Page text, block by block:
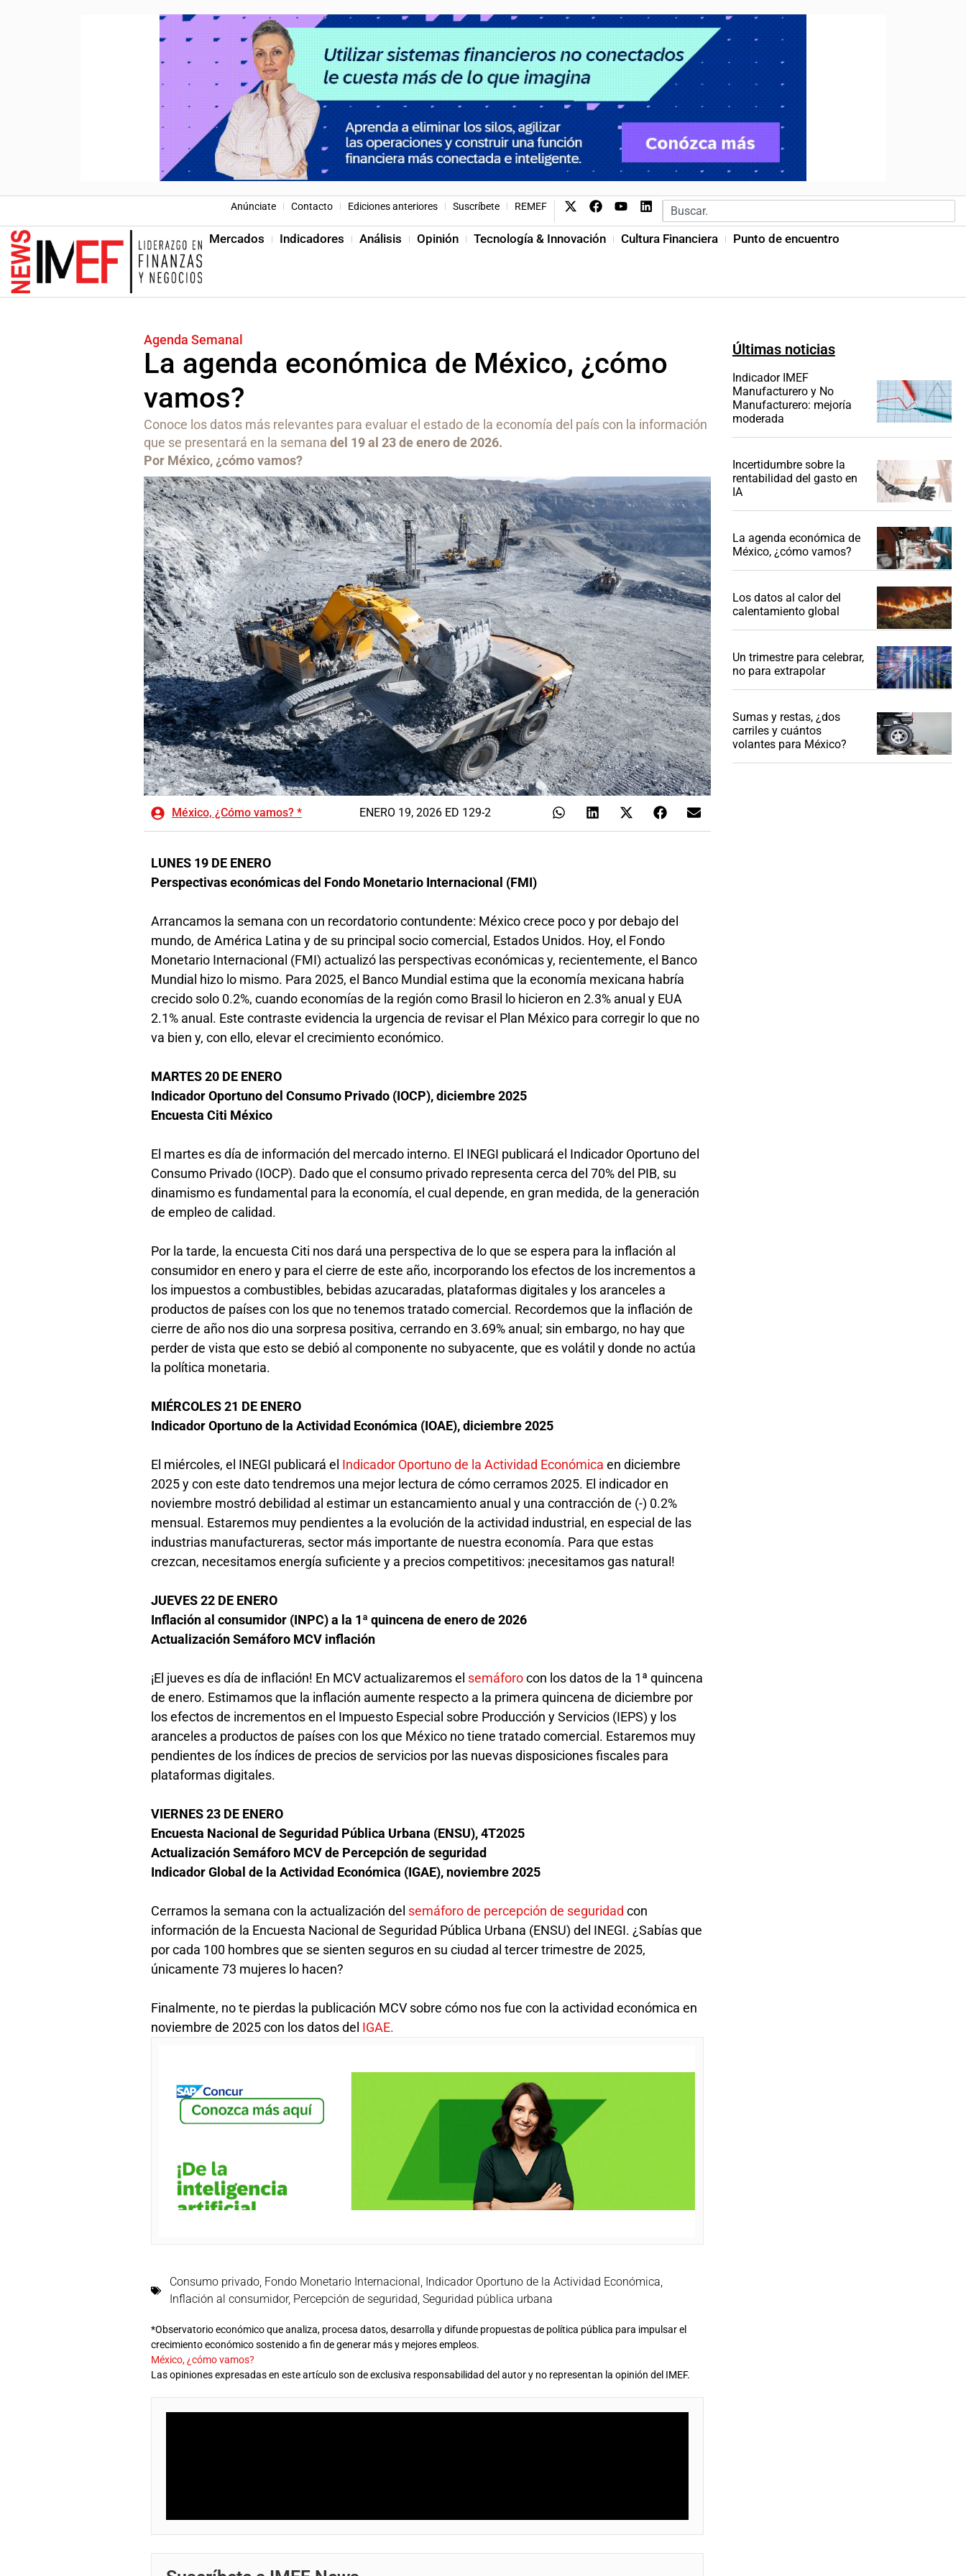
Anúnciate Contacto Ediciones anteriores Suscríbete REMEF
Mercados Indicadores Análisis Opinión Tecnología & Innovación Cultura Financiera Punto de encuentro
Agenda Semanal
La agenda económica de México, ¿cómo
vamos?
Conoce los datos más relevantes para evaluar el estado de la economía del país con la información
que se presentará en la semanadel 19 al 23 de enero de 2026.
Por México, ¿cómo vamos?
México, ¿Cómo vamos? * ENERO 19, 2026 ED 129-2
LUNES 19 DE ENERO
Perspectivas económicas del Fondo Monetario Internacional (FMI)
Arrancamos la semana con un recordatorio contundente: México crece poco y por debajo del
mundo, de América Latina y de su principal socio comercial, Estados Unidos. Hoy, el Fondo
Monetario Internacional (FMI) actualizó las perspectivas económicas y, recientemente, el Banco
Mundial hizo lo mismo. Para 2025, el Banco Mundial estima que la economía mexicana habría
crecido solo 0.2%, cuando economías de la región como Brasil lo hicieron en 2.3% anual y EUA
2.1% anual. Este contraste evidencia la urgencia de revisar el Plan México para corregir lo que no
va bien y, con ello, elevar el crecimiento económico.
MARTES 20 DE ENERO
Indicador Oportuno del Consumo Privado (IOCP), diciembre 2025
Encuesta Citi México
El martes es día de información del mercado interno. El INEGI publicará el Indicador Oportuno del
Consumo Privado (IOCP). Dado que el consumo privado representa cerca del 70% del PIB, su
dinamismo es fundamental para la economía, el cual depende, en gran medida, de la generación
de empleo de calidad.
Por la tarde, la encuesta Citi nos dará una perspectiva de lo que se espera para la inflación al
consumidor en enero y para el cierre de este año, incorporando los efectos de los incrementos a
los impuestos a combustibles, bebidas azucaradas, plataformas digitales y los aranceles a
productos de países con los que no tenemos tratado comercial. Recordemos que la inflación de
cierre de año nos dio una sorpresa positiva, cerrando en 3.69% anual; sin embargo, no hay que
perder de vista que esto se debió al componente no subyacente, que es volátil y donde no actúa
la política monetaria.
MIÉRCOLES 21 DE ENERO
Indicador Oportuno de la Actividad Económica (IOAE), diciembre 2025
El miércoles, el INEGI publicará el Indicador Oportuno de la Actividad Económicaen diciembre
2025 y con este dato tendremos una mejor lectura de cómo cerramos 2025. El indicador en
noviembre mostró debilidad al estimar un estancamiento anual y una contracción de (-) 0.2%
mensual. Estaremos muy pendientes a la evolución de la actividad industrial, en especial de las
industrias manufactureras, sector más importante de nuestra economía. Para que estas
crezcan, necesitamos energía suficiente y a precios competitivos: ¡necesitamos gas natural!
JUEVES 22 DE ENERO
Inflación al consumidor (INPC) a la 1ª quincena de enero de 2026
Actualización Semáforo MCV inflación
¡El jueves es día de inflación! En MCV actualizaremos el semáforocon los datos de la 1ª quincena
de enero. Estimamos que la inflación aumente respecto a la primera quincena de diciembre por
los efectos de incrementos en el Impuesto Especial sobre Producción y Servicios (IEPS) y los
aranceles a productos de países con los que México no tiene tratado comercial. Estaremos muy
pendientes de los índices de precios de servicios por las nuevas disposiciones fiscales para
plataformas digitales.
VIERNES 23 DE ENERO
Encuesta Nacional de Seguridad Pública Urbana (ENSU), 4T2025
Actualización Semáforo MCV de Percepción de seguridad
Indicador Global de la Actividad Económica (IGAE), noviembre 2025
Cerramos la semana con la actualización del semáforo de percepción de seguridadcon
información de la Encuesta Nacional de Seguridad Pública Urbana (ENSU) del INEGI. ¿Sabías que
por cada 100 hombres que se sienten seguros en su ciudad al tercer trimestre de 2025,
únicamente 73 mujeres lo hacen?
Finalmente, no te pierdas la publicación MCV sobre cómo nos fue con la actividad económica en
noviembre de 2025 con los datos del IGAE.
Consumo privado, Fondo Monetario Internacional, Indicador Oportuno de la Actividad Económica,
Inflación al consumidor, Percepción de seguridad,Seguridad pública urbana
*Observatorio económico que analiza, procesa datos, desarrolla y difunde propuestas de política pública para impulsar el
crecimiento económico sostenido a fin de generar más y mejores empleos.
México, ¿cómo vamos?
Las opiniones expresadas en este artículo son de exclusiva responsabilidad del autor y no representan la opinión del IMEF.
Últimas noticias
Indicador IMEF
Manufacturero y No
Manufacturero: mejoría
moderada
Incertidumbre sobre la
rentabilidad del gasto en
IA
La agenda económica de
México, ¿cómo vamos?
Los datos al calor del
calentamiento global
Un trimestre para celebrar,
no para extrapolar
Sumas y restas, ¿dos
carriles y cuántos
volantes para México?